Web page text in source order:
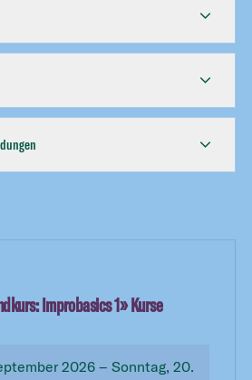
Improbasics 1» Kurse
2026 – Sonntag, 20.